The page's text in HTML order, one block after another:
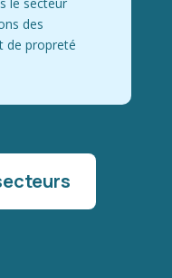
des
de propreté